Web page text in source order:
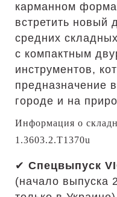
карманном
встретить новый
средних
с компактным
инструментов,
предназначение
городе и на
Информация о
1.3603.2.T1370u
✔ Спецвыпуск
(начало выпуска